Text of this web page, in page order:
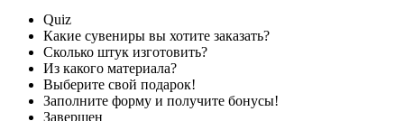
Текущий
Quiz
Какие сувениры вы хотите заказать?
Сколько штук изготовить?
Из какого материала?
Выберите свой подарок!
Заполните форму и получите бонусы!
Завершен